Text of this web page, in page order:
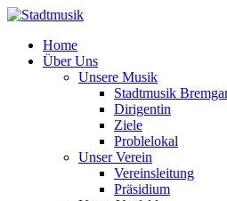
Home
Über Uns
Unsere Musik
Stadtmusik
Dirigentin
Ziele
Problelokal
Unser Verein
Vereinsleitung
Präsidium